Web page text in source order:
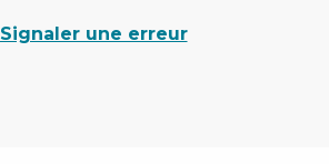
Signaler une erreur